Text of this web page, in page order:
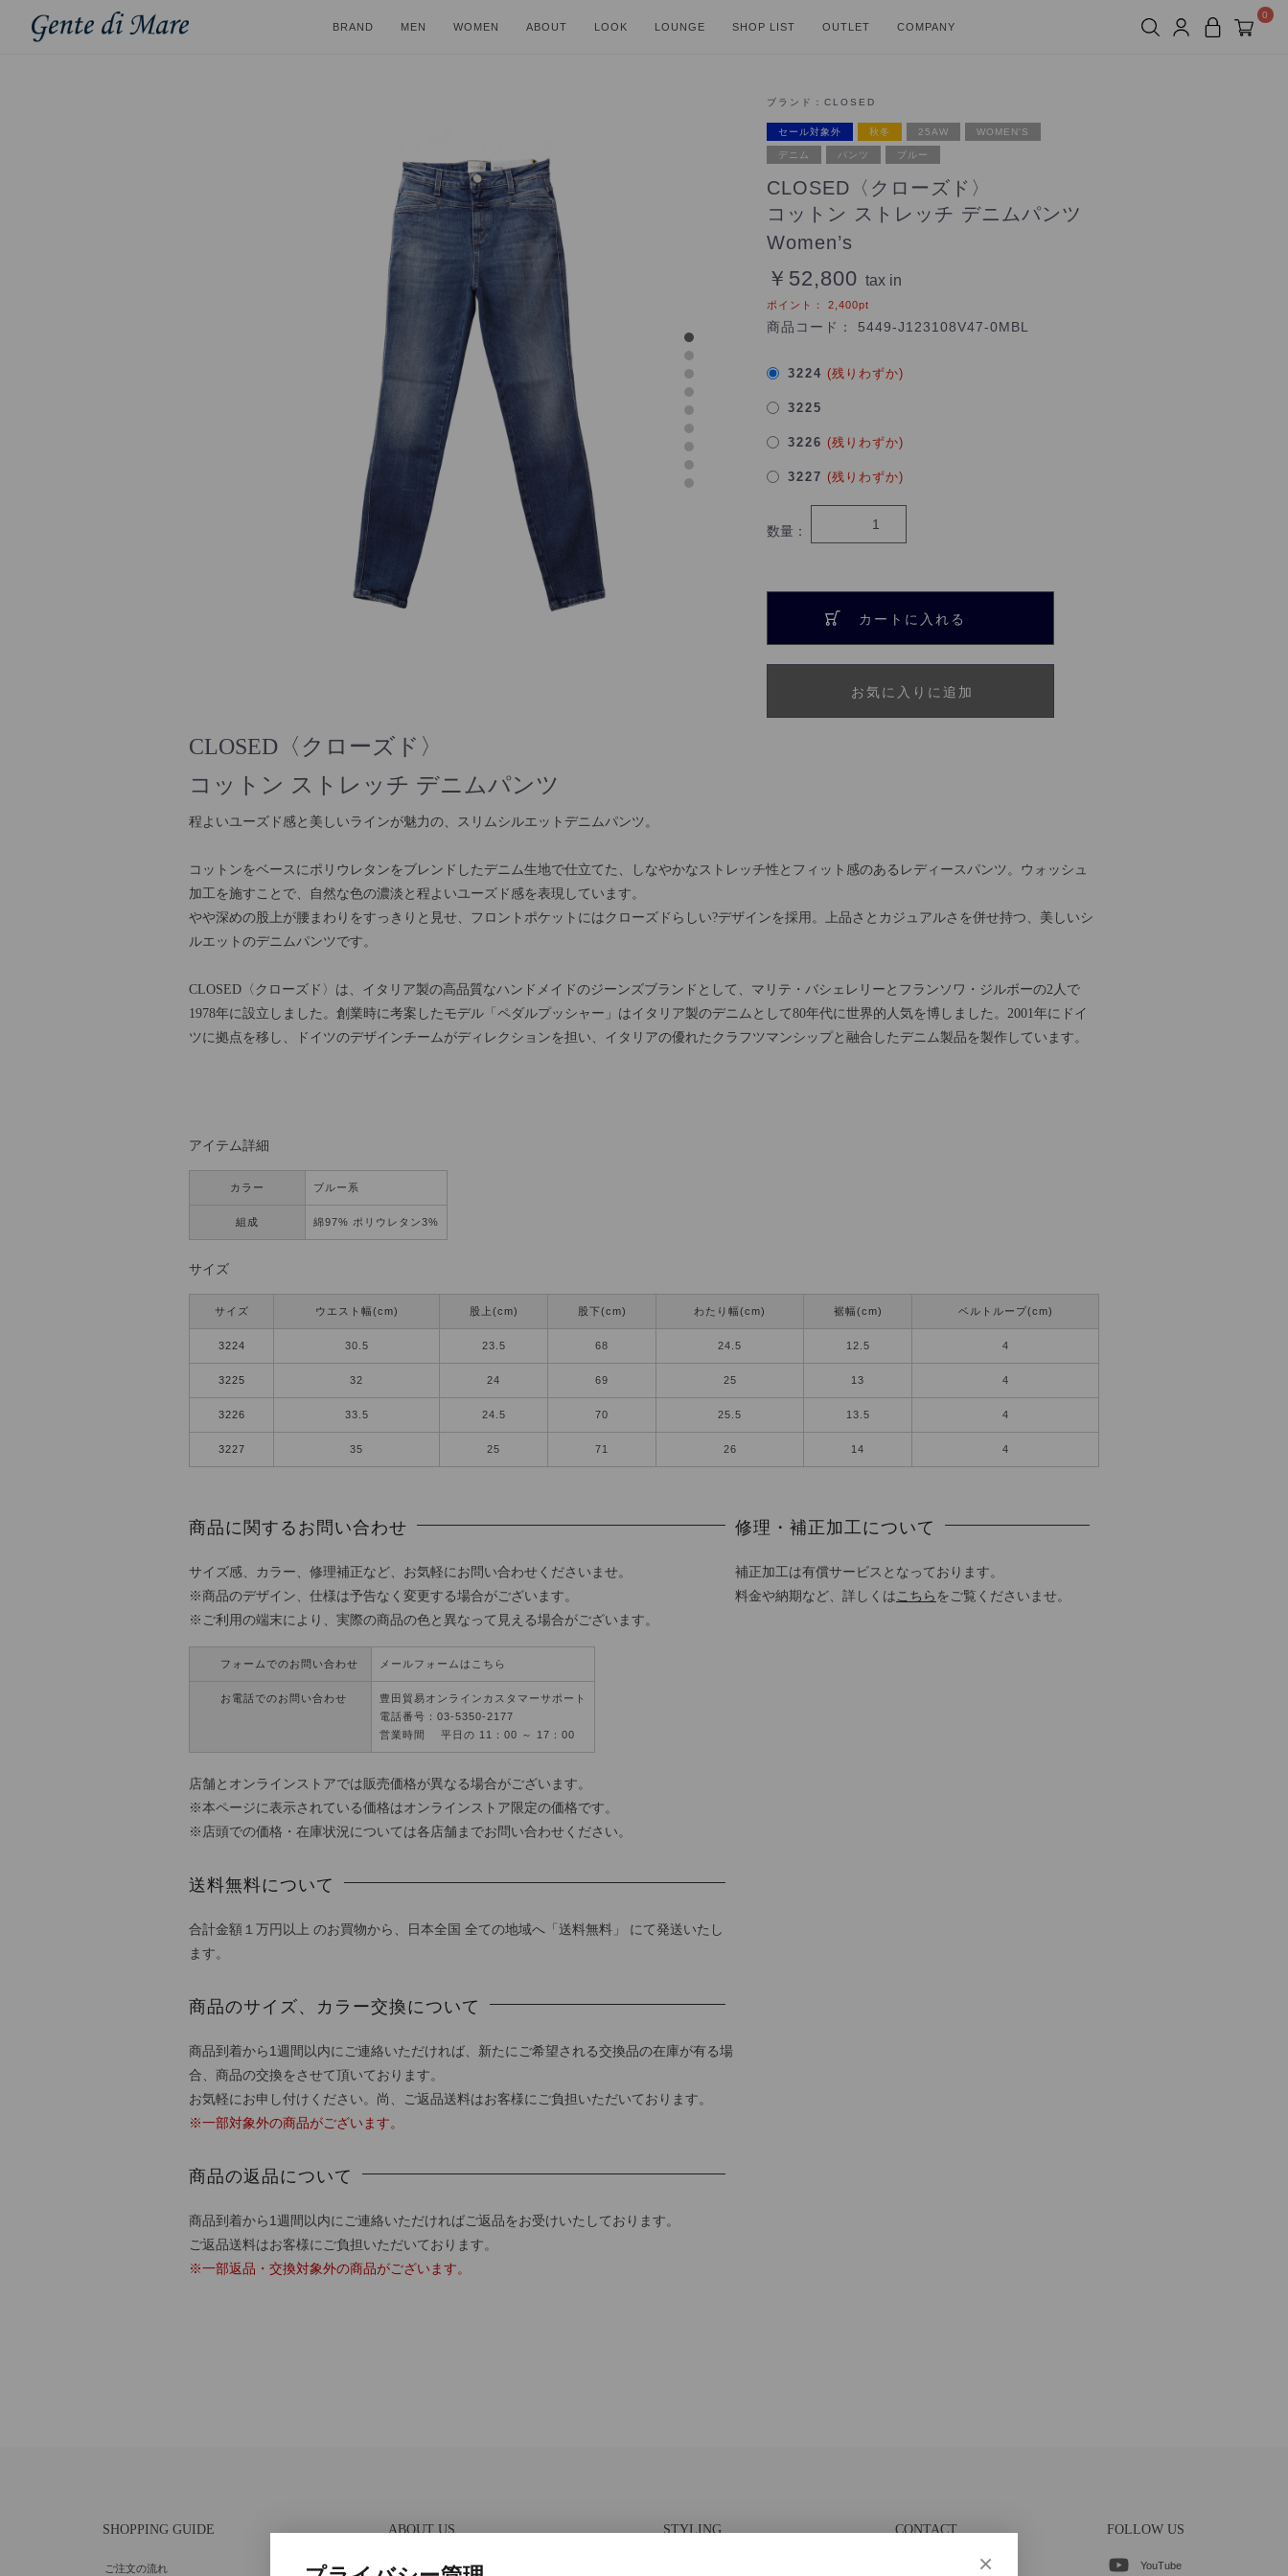
BRAND MEN WOMEN ABOUT LOOK LOUNGE SHOP LIST OUTLET COMPANY
0
ブランド： CLOSED
セール対象外 秋冬 25AW WOMEN'S
デニム パンツ ブルー
CLOSED〈クローズド〉
コットン ストレッチ デニムパンツ
Women’s
￥52,800 tax in
ポイント： 2,400pt
商品コード： 5449-J123108V47-0MBL
3224 (残りわずか)
3225
3226 (残りわずか)
3227 (残りわずか)
数量：
カートに入れる
お気に入りに追加
CLOSED〈クローズド〉
コットン ストレッチ デニムパンツ
程よいユーズド感と美しいラインが魅力の、スリムシルエットデニムパンツ。
コットンをベースにポリウレタンをブレンドしたデニム生地で仕立てた、しなやかなストレッチ性とフィット感のあるレディースパンツ。ウォッシュ
加工を施すことで、自然な色の濃淡と程よいユーズド感を表現しています。
やや深めの股上が腰まわりをすっきりと見せ、フロントポケットにはクローズドらしい?デザインを採用。上品さとカジュアルさを併せ持つ、美しいシ
ルエットのデニムパンツです。
CLOSED〈クローズド〉は、イタリア製の高品質なハンドメイドのジーンズブランドとして、マリテ・バシェレリーとフランソワ・ジルボーの2人で
1978年に設立しました。創業時に考案したモデル「ペダルプッシャー」はイタリア製のデニムとして80年代に世界的人気を博しました。2001年にドイ
ツに拠点を移し、ドイツのデザインチームがディレクションを担い、イタリアの優れたクラフツマンシップと融合したデニム製品を製作しています。
アイテム詳細
カラー ブルー系
組成 綿97% ポリウレタン3%
サイズ
サイズ ウエスト幅(cm) 股上(cm) 股下(cm) わたり幅(cm) 裾幅(cm) ベルトループ(cm)
3224 30.5 23.5 68 24.5 12.5 4
3225 32 24 69 25 13 4
3226 33.5 24.5 70 25.5 13.5 4
3227 35 25 71 26 14 4
商品に関するお問い合わせ
サイズ感、カラー、修理補正など、お気軽にお問い合わせくださいませ。
※商品のデザイン、仕様は予告なく変更する場合がございます。
※ご利用の端末により、実際の商品の色と異なって見える場合がございます。
フォームでのお問い合わせ メールフォームはこちら
お電話でのお問い合わせ
豊田貿易オンラインカスタマーサポート
電話番号：03-5350-2177
営業時間 平日の 11：00 ～ 17：00
店舗とオンラインストアでは販売価格が異なる場合がございます。
※本ページに表示されている価格はオンラインストア限定の価格です。
※店頭での価格・在庫状況については各店舗までお問い合わせください。
送料無料について
合計金額１万円以上 のお買物から、日本全国 全ての地域へ「送料無料」 にて発送いたし
ます。
商品のサイズ、カラー交換について
商品到着から1週間以内にご連絡いただければ、新たにご希望される交換品の在庫が有る場
合、商品の交換をさせて頂いております。
お気軽にお申し付けください。尚、ご返品送料はお客様にご負担いただいております。
※一部対象外の商品がございます。
商品の返品について
商品到着から1週間以内にご連絡いただければご返品をお受けいたしております。
ご返品送料はお客様にご負担いただいております。
※一部返品・交換対象外の商品がございます。
修理・補正加工について
補正加工は有償サービスとなっております。
料金や納期など、詳しくは こちら をご覧くださいませ。
SHOPPING GUIDE
ご注文の流れ
ABOUT US
個人情報保護方針
STYLING CONTACT FOLLOW US
YouTube
×